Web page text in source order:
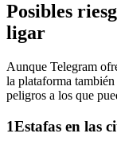
Posibles
ligar
Aunque Telegram
la plataforma
peligros a los que
1Estafas en las